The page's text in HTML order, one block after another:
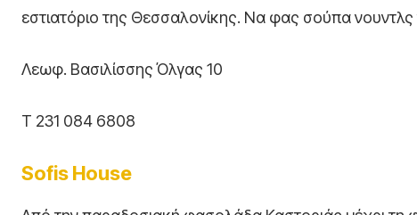
εστιατόριο της Θεσσαλονίκης. Να φας σούπα νουντλς
Λεωφ. Βασιλίσσης Όλγας 10
Τ 231 084 6808
Sofis House